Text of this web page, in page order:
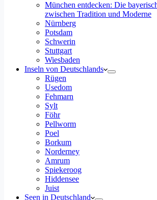
München entdecken: Die
zwischen Tradition und Moderne
Nürnberg
Potsdam
Schwerin
Stuttgart
Wiesbaden
Inseln von Deutschlands
Rügen
Usedom
Fehmarn
Sylt
Föhr
Pellworm
Poel
Borkum
Norderney
Amrum
Spiekeroog
Hiddensee
Juist
Seen in Deutschland